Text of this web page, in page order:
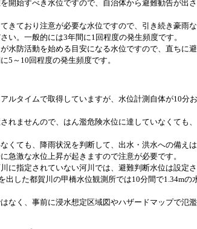
開始すべき水位ですので、自治体から避難勧告が出
きており注意が必要な水位ですので、引き続き豪雨
い。一般的には3年間に1回程度の発生頻度です。
水防活動を始める目安になる水位ですので、直ちに
5～10回程度の発生頻度です。
ルタイムで取得していますが、水位計測自体が10分
れませんので、はん濫危険水位に達していなくても
くても、降雨状況を判断して、出水・洪水への備え
急激な水位上昇が起きますので注意が必要です。
に指定されていない河川では、避難判断水位は設定
出した都賀川の甲橋水位観測所では10分間で1.34mの
なく、事前に浸水想定区域図やハザードマップで氾